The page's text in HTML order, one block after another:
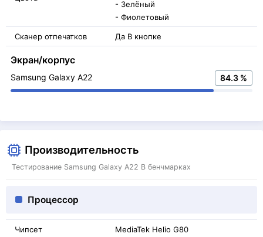
- Зелёный
- Фиолетовый
Сканер отпечатков Да В кнопке
Экран/корпус
Samsung Galaxy A22 84.3 %
Производительность
Тестирование Samsung Galaxy A22 В бенчмарках
Процессор
Чипсет MediaTek Helio G80